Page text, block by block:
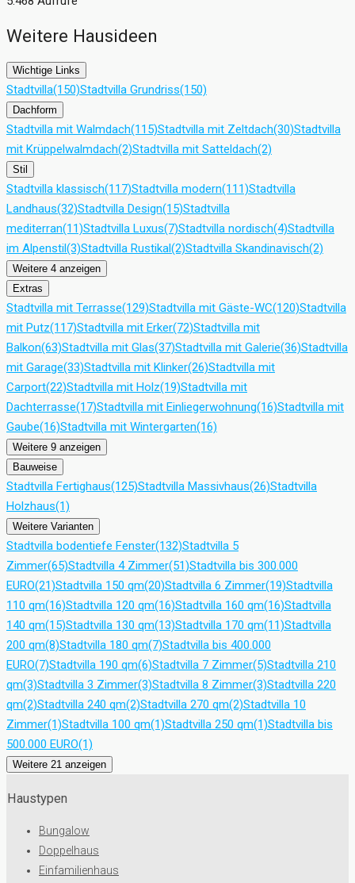
Weitere Hausideen
Wichtige Links
Stadtvilla(150)Stadtvilla Grundriss(150)
Dachform
Stadtvilla mit Walmdach(115)Stadtvilla mit Zeltdach(30)Stadtvilla
mit Krüppelwalmdach(2)Stadtvilla mit Satteldach(2)
Stil
Stadtvilla klassisch(117)Stadtvilla modern(111)Stadtvilla
Landhaus(32)Stadtvilla Design(15)Stadtvilla
mediterran(11)Stadtvilla Luxus(7)Stadtvilla nordisch(4)Stadtvilla
im Alpenstil(3)Stadtvilla Rustikal(2)Stadtvilla Skandinavisch(2)
Weitere 4 anzeigen
Extras
Stadtvilla mit Terrasse(129)Stadtvilla mit Gäste-WC(120)Stadtvilla
mit Putz(117)Stadtvilla mit Erker(72)Stadtvilla mit
Balkon(63)Stadtvilla mit Glas(37)Stadtvilla mit Galerie(36)Stadtvilla
mit Garage(33)Stadtvilla mit Klinker(26)Stadtvilla mit
Carport(22)Stadtvilla mit Holz(19)Stadtvilla mit
Dachterrasse(17)Stadtvilla mit Einliegerwohnung(16)Stadtvilla mit
Gaube(16)Stadtvilla mit Wintergarten(16)
Weitere 9 anzeigen
Bauweise
Stadtvilla Fertighaus(125)Stadtvilla Massivhaus(26)Stadtvilla
Holzhaus(1)
Weitere Varianten
Stadtvilla bodentiefe Fenster(132)Stadtvilla 5
Zimmer(65)Stadtvilla 4 Zimmer(51)Stadtvilla bis 300.000
EURO(21)Stadtvilla 150 qm(20)Stadtvilla 6 Zimmer(19)Stadtvilla
110 qm(16)Stadtvilla 120 qm(16)Stadtvilla 160 qm(16)Stadtvilla
140 qm(15)Stadtvilla 130 qm(13)Stadtvilla 170 qm(11)Stadtvilla
200 qm(8)Stadtvilla 180 qm(7)Stadtvilla bis 400.000
EURO(7)Stadtvilla 190 qm(6)Stadtvilla 7 Zimmer(5)Stadtvilla 210
qm(3)Stadtvilla 3 Zimmer(3)Stadtvilla 8 Zimmer(3)Stadtvilla 220
qm(2)Stadtvilla 240 qm(2)Stadtvilla 270 qm(2)Stadtvilla 10
Zimmer(1)Stadtvilla 100 qm(1)Stadtvilla 250 qm(1)Stadtvilla bis
500.000 EURO(1)
Weitere 21 anzeigen
Haustypen
Bungalow
Doppelhaus
Einfamilienhaus